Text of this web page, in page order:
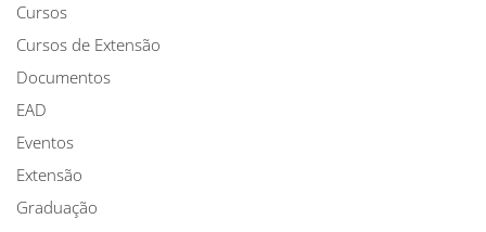
Cursos
Cursos de Extensão
Documentos
EAD
Eventos
Extensão
Graduação